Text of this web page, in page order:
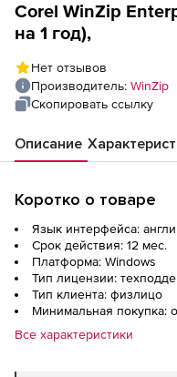
Corel WinZip
на 1 год),
Нет отзывов
Производитель: WinZip
Скопировать ссылку
Описание
Коротко о товаре
Язык интерфейса:
Срок действия: 12 мес.
Платформа: Windows
Тип лицензии:
Тип клиента: физлицо
Минимальная покупка:
Все характеристики